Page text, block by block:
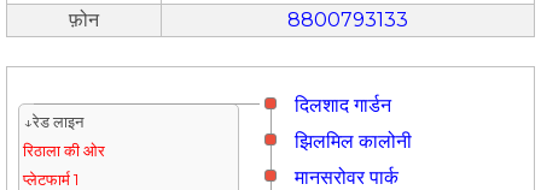
फ़ोन
8800793133
दिलशाद गार्डन
↓रेड लाइन
रिठाला की ओर
प्लेटफार्म 1
झिलमिल कालोनी
मानसरोवर पार्क